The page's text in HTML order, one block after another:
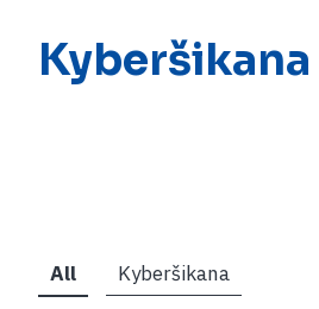
All Kyberšikana